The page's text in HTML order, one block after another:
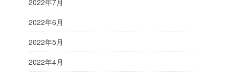
2022年6月
2022年5月
2022年4月